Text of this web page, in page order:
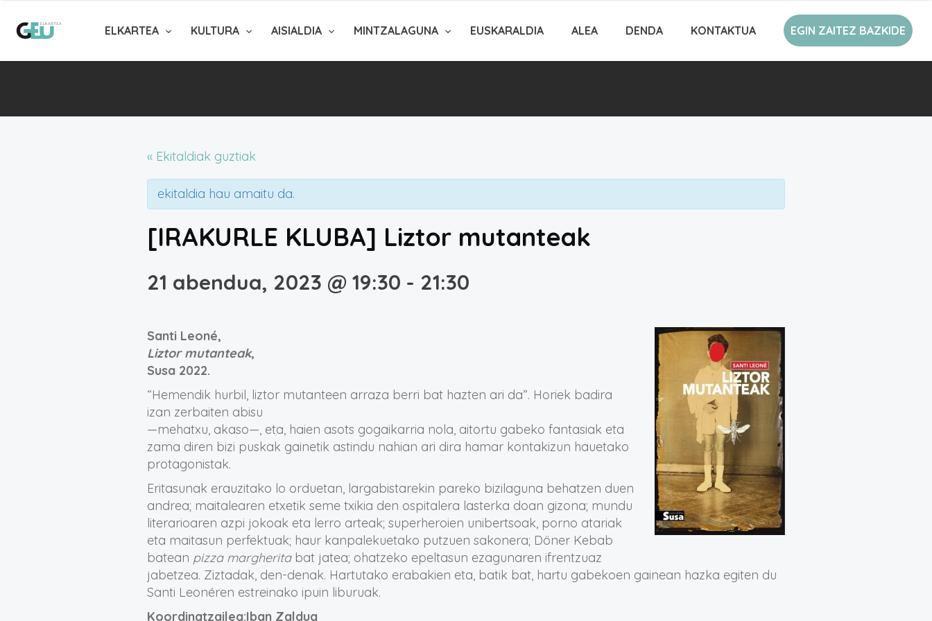
ELKARTEA KULTURA AISIALDIA MINTZALAGUNA EUSKARALDIA ALEA DENDA KONTAKTUA EGIN ZAITEZ BAZKIDE
« Ekitaldiak guztiak
ekitaldia hau amaitu da.
[IRAKURLE KLUBA] Liztor mutanteak
21 abendua, 2023 @ 19:30 - 21:30
Santi Leoné,
Liztor mutanteak,
Susa 2022.
“Hemendik hurbil, liztor mutanteen arraza berri bat hazten ari da”. Horiek badira
izan zerbaiten abisu
—mehatxu, akaso—, eta, haien asots gogaikarria nola, aitortu gabeko fantasiak eta
zama diren bizi puskak gainetik astindu nahian ari dira hamar kontakizun hauetako
protagonistak.
Eritasunak erauzitako lo orduetan, largabistarekin pareko bizilaguna behatzen duen
andrea; maitalearen etxetik seme txikia den ospitalera lasterka doan gizona; mundu
literarioaren azpi jokoak eta lerro arteak; superheroien unibertsoak, porno atariak
eta maitasun perfektuak; haur kanpalekuetako putzuen sakonera; Döner Kebab
batean pizza margheritabat jatea; ohatzeko epeltasun ezagunaren ifrentzuaz
jabetzea. Ziztadak, den-denak. Hartutako erabakien eta, batik bat, hartu gabekoen gainean hazka egiten du
Santi Leonéren estreinako ipuin liburuak.
Koordinatzailea:Iban Zaldua